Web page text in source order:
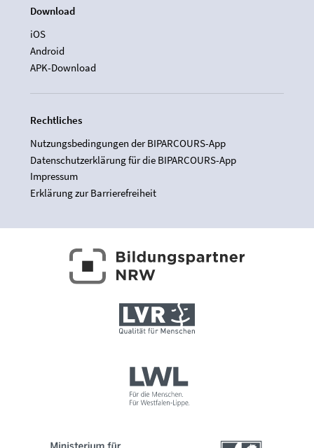
Download
iOS
Android
APK-Download
Rechtliches
Nutzungsbedingungen der BIPARCOURS-App
Datenschutzerklärung für die BIPARCOURS-App
Impressum
Erklärung zur Barrierefreiheit